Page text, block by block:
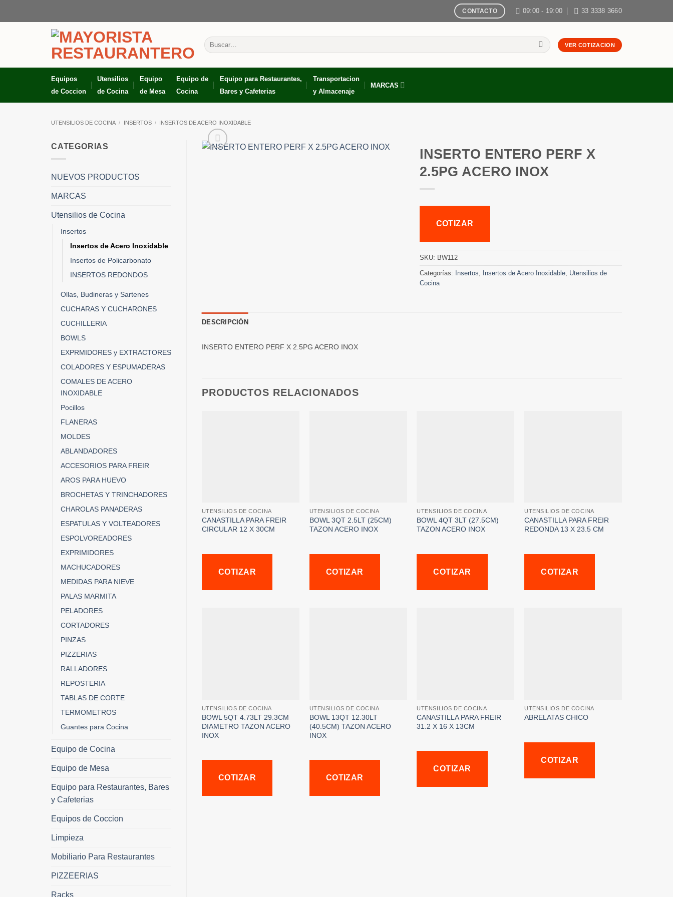
CONTACTO 09:00 - 19:00 33 3338 3660
Buscar
por:
VER COTIZACION
Equipos
de Coccion
Utensilios
de Cocina
Equipo
de Mesa
Equipo de
Cocina
Equipo para Restaurantes,
Bares y Cafeterias
Transportacion
y Almacenaje
MARCAS
UTENSILIOS DE COCINA / INSERTOS / INSERTOS DE ACERO INOXIDABLE
CATEGORIAS
NUEVOS PRODUCTOS
MARCAS
Utensilios de Cocina
Insertos
Insertos de Acero Inoxidable
Insertos de Policarbonato
INSERTOS REDONDOS
Ollas, Budineras y Sartenes
CUCHARAS Y CUCHARONES
CUCHILLERIA
BOWLS
EXPRMIDORES y EXTRACTORES
COLADORES Y ESPUMADERAS
COMALES DE ACERO
INOXIDABLE
Pocillos
FLANERAS
MOLDES
ABLANDADORES
ACCESORIOS PARA FREIR
AROS PARA HUEVO
BROCHETAS Y TRINCHADORES
CHAROLAS PANADERAS
ESPATULAS Y VOLTEADORES
ESPOLVOREADORES
EXPRIMIDORES
MACHUCADORES
MEDIDAS PARA NIEVE
PALAS MARMITA
PELADORES
CORTADORES
PINZAS
PIZZERIAS
RALLADORES
REPOSTERIA
TABLAS DE CORTE
TERMOMETROS
Guantes para Cocina
Equipo de Cocina
Equipo de Mesa
Equipo para Restaurantes, Bares
y Cafeterias
Equipos de Coccion
Limpieza
Mobiliario Para Restaurantes
PIZZEERIAS
Racks
INSERTO ENTERO PERF X
2.5PG ACERO INOX
COTIZAR
SKU: BW112
Categorías: Insertos, Insertos de Acero Inoxidable, Utensilios de
Cocina
DESCRIPCIÓN
INSERTO ENTERO PERF X 2.5PG ACERO INOX
PRODUCTOS RELACIONADOS
UTENSILIOS DE COCINA
CANASTILLA PARA FREIR
CIRCULAR 12 X 30CM
COTIZAR
UTENSILIOS DE COCINA
BOWL 3QT 2.5LT (25CM)
TAZON ACERO INOX
COTIZAR
UTENSILIOS DE COCINA
BOWL 4QT 3LT (27.5CM)
TAZON ACERO INOX
COTIZAR
UTENSILIOS DE COCINA
CANASTILLA PARA FREIR
REDONDA 13 X 23.5 CM
COTIZAR
UTENSILIOS DE COCINA
BOWL 5QT 4.73LT 29.3CM
DIAMETRO TAZON ACERO
INOX
COTIZAR
UTENSILIOS DE COCINA
BOWL 13QT 12.30LT
(40.5CM) TAZON ACERO
INOX
COTIZAR
UTENSILIOS DE COCINA
CANASTILLA PARA FREIR
31.2 X 16 X 13CM
COTIZAR
UTENSILIOS DE COCINA
ABRELATAS CHICO
COTIZAR